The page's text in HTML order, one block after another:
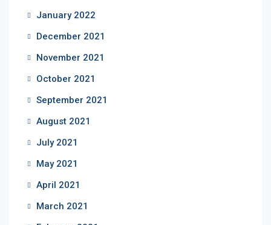
January 2022
December 2021
November 2021
October 2021
September 2021
August 2021
July 2021
May 2021
April 2021
March 2021